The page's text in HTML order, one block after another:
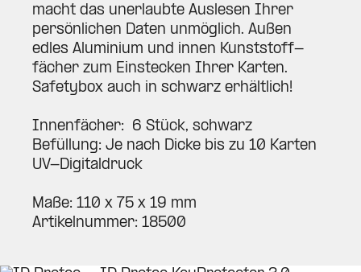
macht das uner­laubte Aus­lesen Ihrer
per­sön­lichen Daten unmöglich. Außen
edles Alu­minium und innen Kunst­stoff­
fächer zum Ein­stecken Ihrer Karten.
Safe­tybox auch in schwarz erhältlich!
Innen­fächer: 6 Stück, schwarz
Befüllung: Je nach Dicke bis zu 10 Karten
UV-Digi­tal­druck
Maße: 110 x 75 x 19 mm
Arti­kel­nummer: 18500